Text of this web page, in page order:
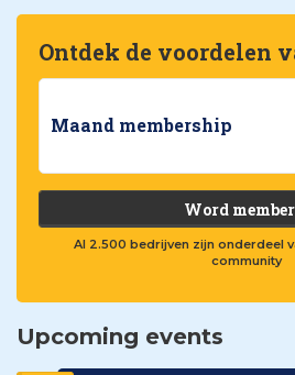
Ontdek de voordelen
Maand membership
Word member
Al 2.500 bedrijven zijn onderdeel
community
Upcoming events